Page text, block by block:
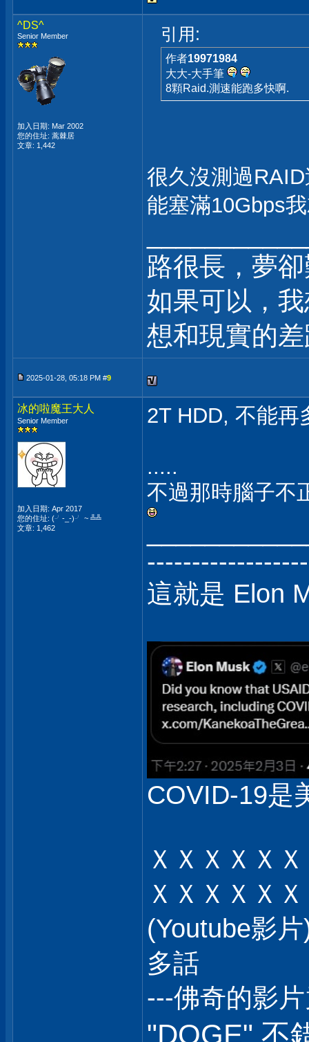
^DS^
Senior Member
加入日期: Mar 2002
您的住址: 蒿棘居
文章: 1,442
引用:
作者19971984
大大-大手筆
8顆Raid.測速能跑多快啊.
很久沒測過
能塞滿10Gbps
路很長，夢
如果可以，
想和現實的
2025-01-28, 05:18 PM #9
冰的啦魔王大人
Senior Member
加入日期: Apr 2017
您的住址: (╯-_-)╯ ~ ╩╩
文章: 1,462
2T HDD, 不能再
.....
不過那時腦子不
這就是 Elon
COVID-19是
ＸＸＸＸＸ
ＸＸＸＸＸ
(Youtube影
多話
---佛奇的影
"DOGE" 不